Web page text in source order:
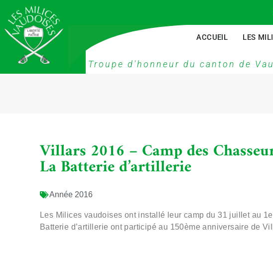
ACCUEIL LES
Troupe d'honneur du canton de
Villars 2016 – Camp des
La Batterie d’artillerie
Année 2016
Les Milices vaudoises ont installé leur camp du 31 juillet au
Batterie d’artillerie ont participé au 150ème anniversaire de